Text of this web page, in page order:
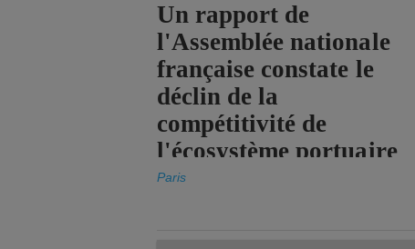
Un rapport de
l'Assemblée nationale
française constate le
déclin de la
compétitivité de
l'écosystème portuaire
de l'État.
Paris